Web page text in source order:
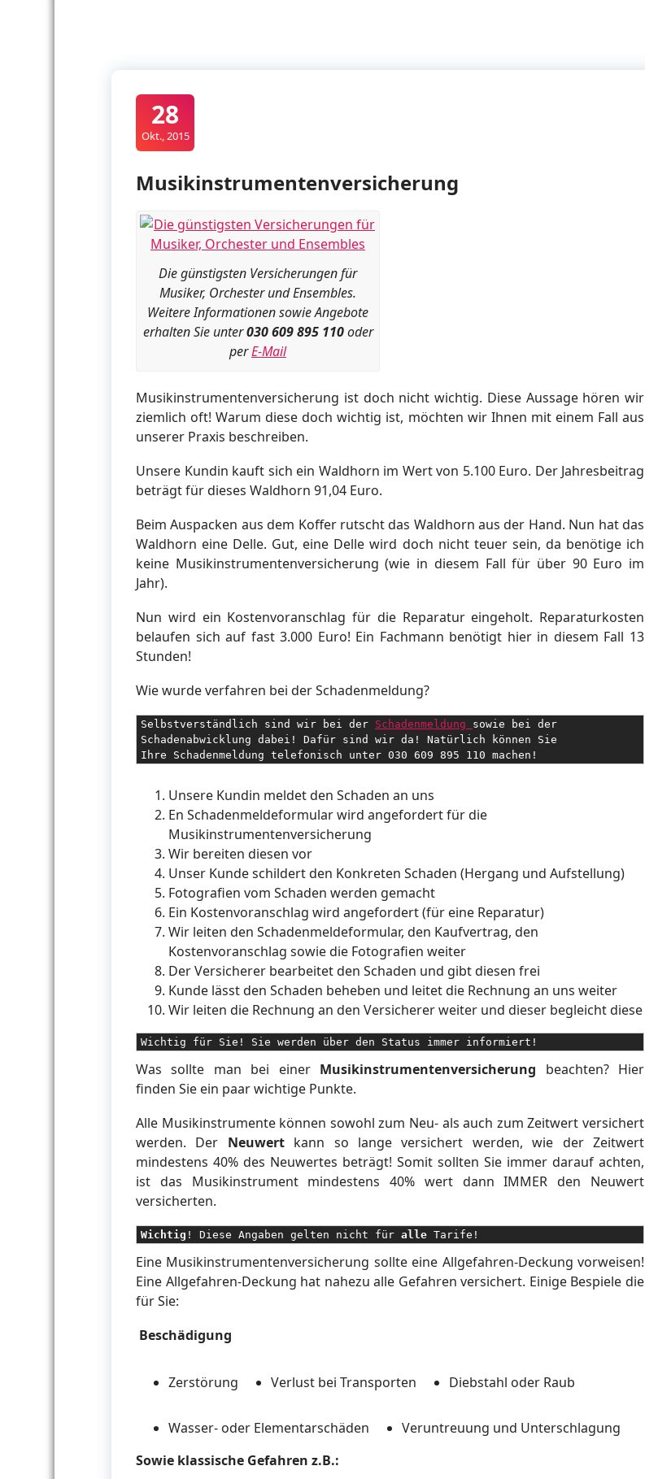
28
Okt., 2015
Musikinstrumentenversicherung
Die günstigsten Versicherungen für
Musiker, Orchester und Ensembles.
Weitere Informationen sowie Angebote
erhalten Sie unter030 609 895 110oder
perE-Mail
Musikinstrumentenversicherung ist doch nicht wichtig. Diese Aussage hören wir
ziemlich oft! Warum diese doch wichtig ist, möchten wir Ihnen mit einem Fall aus
unserer Praxis beschreiben.
Unsere Kundin kauft sich ein Waldhorn im Wert von 5.100 Euro. Der Jahresbeitrag
beträgt für dieses Waldhorn 91,04 Euro.
Beim Auspacken aus dem Koffer rutscht das Waldhorn aus der Hand. Nun hat das
Waldhorn eine Delle. Gut, eine Delle wird doch nicht teuer sein, da benötige ich
keine Musikinstrumentenversicherung (wie in diesem Fall für über 90 Euro im
Jahr).
Nun wird ein Kostenvoranschlag für die Reparatur eingeholt. Reparaturkosten
belaufen sich auf fast 3.000 Euro! Ein Fachmann benötigt hier in diesem Fall 13
Stunden!
Wie wurde verfahren bei der Schadenmeldung?
Selbstverständlich sind wir bei der Schadenmeldung sowie bei der
Schadenabwicklung dabei! Dafür sind wir da! Natürlich können Sie
Ihre Schadenmeldung telefonisch unter 030 609 895 110 machen!
Unsere Kundin meldet den Schaden an uns
En Schadenmeldeformular wird angefordert für die
Musikinstrumentenversicherung
Wir bereiten diesen vor
Unser Kunde schildert den Konkreten Schaden (Hergang und Aufstellung)
Fotografien vom Schaden werden gemacht
Ein Kostenvoranschlag wird angefordert (für eine Reparatur)
Wir leiten den Schadenmeldeformular, den Kaufvertrag, den
Kostenvoranschlag sowie die Fotografien weiter
Der Versicherer bearbeitet den Schaden und gibt diesen frei
Kunde lässt den Schaden beheben und leitet die Rechnung an uns weiter
Wir leiten die Rechnung an den Versicherer weiter und dieser begleicht diese
Wichtig für Sie! Sie werden über den Status immer informiert!
Was sollte man bei einer Musikinstrumentenversicherung beachten? Hier
finden Sie ein paar wichtige Punkte.
Alle Musikinstrumente können sowohl zum Neu- als auch zum Zeitwert versichert
werden. Der Neuwertkann so lange versichert werden, wie der Zeitwert
mindestens 40% des Neuwertes beträgt! Somit sollten Sie immer darauf achten,
ist das Musikinstrument mindestens 40% wert dann IMMER den Neuwert
versicherten.
Wichtig ! Diese Angaben gelten nicht für alle Tarife!
Eine Musikinstrumentenversicherung sollte eine Allgefahren-Deckung vorweisen!
Eine Allgefahren-Deckung hat nahezu alle Gefahren versichert. Einige Bespiele die
für Sie:
Beschädigung
Zerstörung Verlust bei Transporten Diebstahl oder Raub
Wasser- oder Elementarschäden
Veruntreuung und Unterschlagung
Sowie klassische Gefahren z.B.: